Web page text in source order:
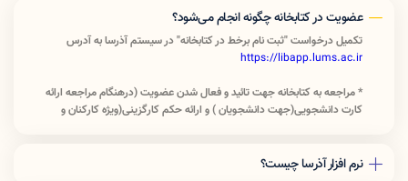
عضویت در کتابخانه چگونه انجام می‌شود؟
تکمیل درخواست "ثبت نام برخط در کتابخانه" در سیستم آذرسا به آدرس
https://libapp.lums.ac.ir
* مراجعه به کتابخانه جهت تائید و فعال شدن عضویت (درهنگام مراجعه ارائه
کارت دانشجویی(جهت دانشجویان ) و ارائه حکم کارگزینی(ویژه کارکنان و
نرم افزار آذرسا چیست؟